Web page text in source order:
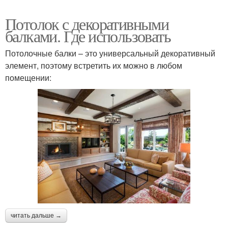
Потолок с декоративными
балками. Где использовать
Потолочные балки – это универсальный декоративный
элемент, поэтому встретить их можно в любом
помещении:
читать дальше →